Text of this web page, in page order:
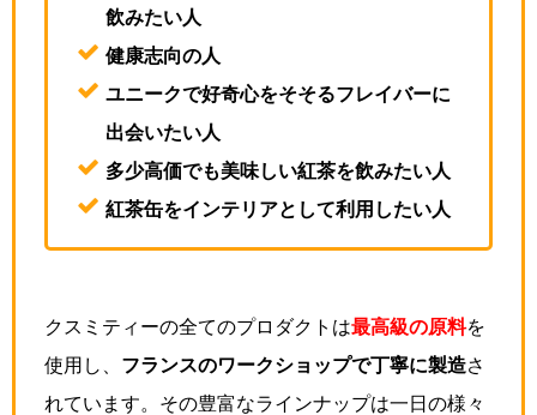
飲みたい人
健康志向の人
ユニークで好奇心をそそるフレイバーに
出会いたい人
多少高価でも美味しい紅茶を飲みたい人
紅茶缶をインテリアとして利用したい人
クスミティーの全てのプロダクトは最高級の原料を
使用し、 フランスのワークショップで丁寧に製造さ
れています。その豊富なラインナップは一日の様々